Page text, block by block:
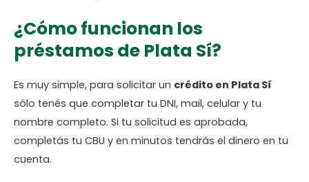
¿Cómo funcionan los
préstamos de Plata Sí?
Es muy simple, para solicitar un crédito en Plata Sí
sólo tenés que completar tu DNI, mail, celular y tu
nombre completo. Si tu solicitud es aprobada,
completás tu CBU y en minutos tendrás el dinero en tu
cuenta.